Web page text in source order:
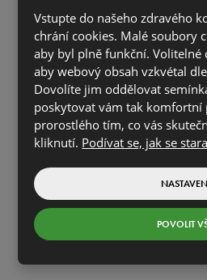
Výrobky
Vstupte do našeho zdravého
chrání cookies. Malé soubory
aby byl plně funkční. Volitelné
aby webový obsah vzkvétal
Dovolíte jim oddělovat
poskytovat vám tak komfortní
prorostlého tím, co vás
kliknutí. Podívat se, jak se
POVOLIT